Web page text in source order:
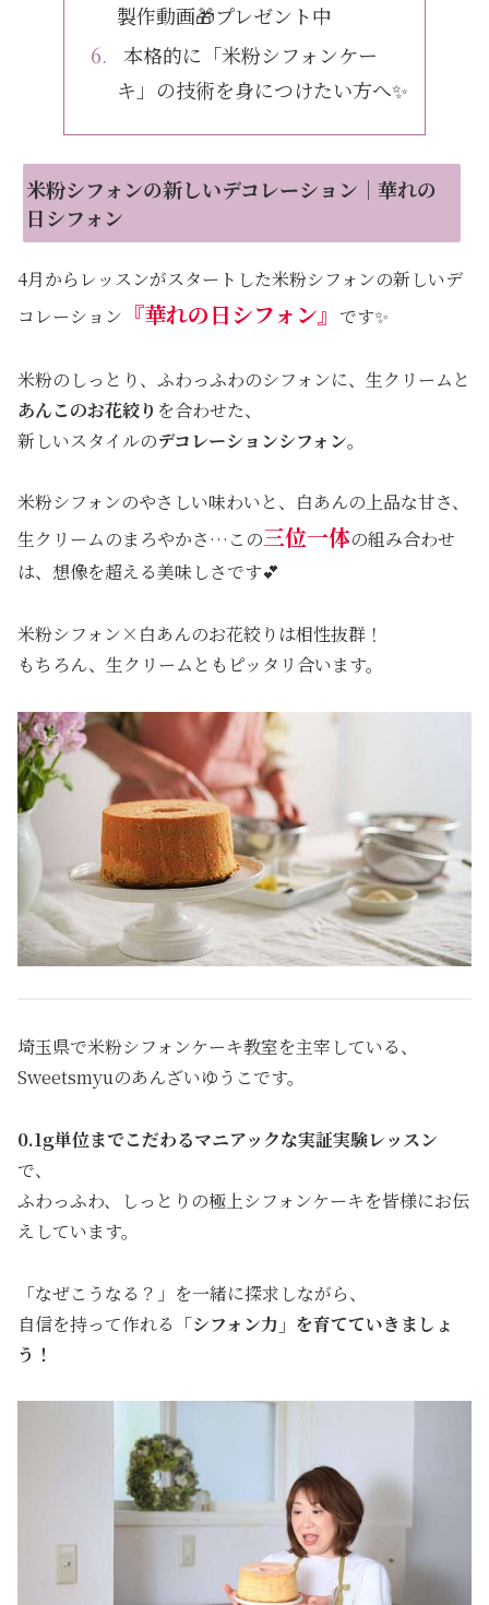
製作動画🎁プレゼント中
本格的に「米粉シフォンケー
キ」の技術を身につけたい方へ✨
米粉シフォンの新しいデコレーション｜華れの
日シフォン
4月からレッスンがスタートした米粉シフォンの新しいデ
コレーション 『華れの日シフォン』 です✨
米粉のしっとり、ふわっふわのシフォンに、生クリームと
あんこのお花絞り を合わせた、
新しいスタイルのデコレーションシフォン。
米粉シフォンのやさしい味わいと、白あんの上品な甘さ、
生クリームのまろやかさ…この三位一体の組み合わせ
は、想像を超える美味しさです💕
米粉シフォン×白あんのお花絞りは相性抜群！
もちろん、生クリームともピッタリ合います。
埼玉県で米粉シフォンケーキ教室を主宰している、
Sweetsmyuのあんざいゆうこです。
0.1g単位までこだわるマニアックな実証実験レッスン
で、
ふわっふわ、しっとりの極上シフォンケーキを皆様にお伝
えしています。
「なぜこうなる？」を一緒に探求しながら、
自信を持って作れる 「シフォン力」 を育てていきましょ
う！